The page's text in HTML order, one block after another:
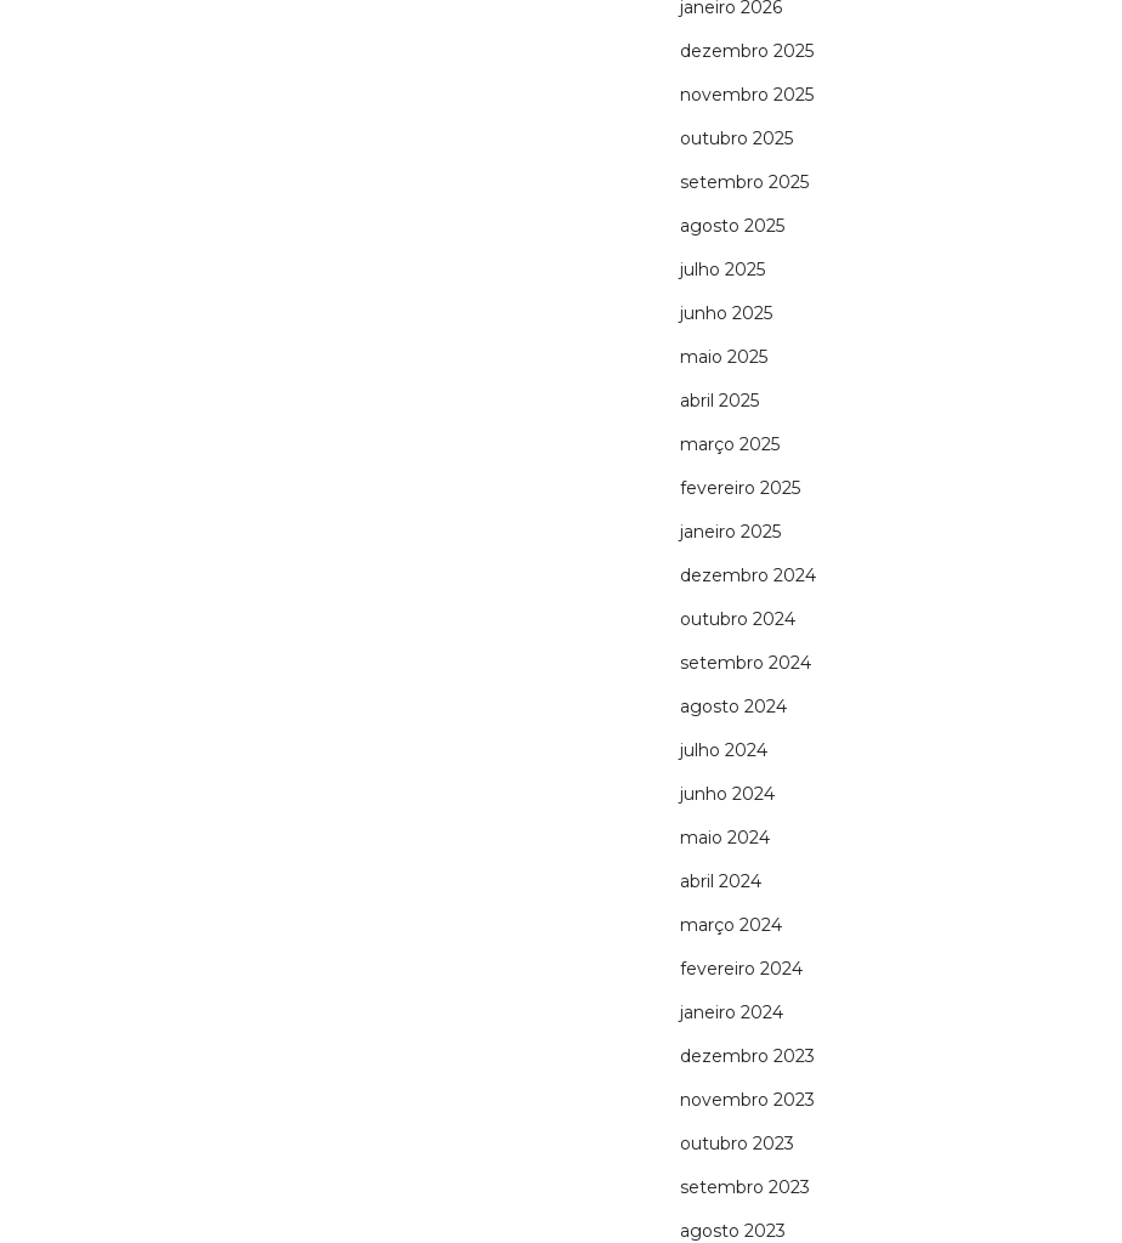
janeiro 2026
dezembro 2025
novembro 2025
outubro 2025
setembro 2025
agosto 2025
julho 2025
junho 2025
maio 2025
abril 2025
março 2025
fevereiro 2025
janeiro 2025
dezembro 2024
outubro 2024
setembro 2024
agosto 2024
julho 2024
junho 2024
maio 2024
abril 2024
março 2024
fevereiro 2024
janeiro 2024
dezembro 2023
novembro 2023
outubro 2023
setembro 2023
agosto 2023